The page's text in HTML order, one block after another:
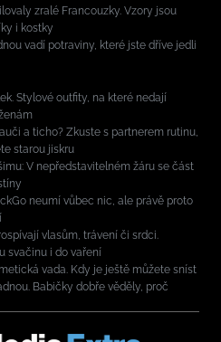
zralé Francouzky. Vzory jsou
i kostky
vadí potraviny, které jste dříve jedli
Stylové outfity, na které nedají
a ticho? Zkuste s partnerem rutinu,
starou jiskru
V nepředstavitelném žáru se část
neumí vůbec nic, ale právě proto
vlasům, trávení či srdci.
svačinu i do vaření
vada. Kdy je ještě můžete sníst
Babičky dobře věděly, proč